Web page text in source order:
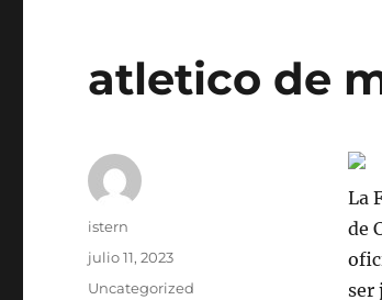
atletico de
La
de
ser
Autor
istern
Publicado
julio 11, 2023
Categorías
Uncategorized